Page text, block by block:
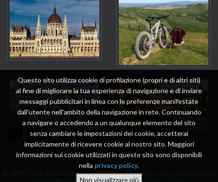
© 1997-2026 Sandro Rizzetto All Rights Reserved |
fotografie vietata|Powered by me
Questo sito utilizza cookie di profilazione (propri e di altri siti)
al fine di migliorare la tua esperienza di navigazione e di inviare
messaggi pubblicitari in linea con le preferenze manifestate
dall'utente nell'ambito della navigazione in rete. Continuando
a navigare o accedendo a un qualunque elemento del sito
senza cambiare le impostazioni dei cookie, accetterai
implicitamente di ricevere cookie al nostro sito. Maggiori
informazioni sui cookie utilizzati in questo sito sono disponibili
nella privacy policy.